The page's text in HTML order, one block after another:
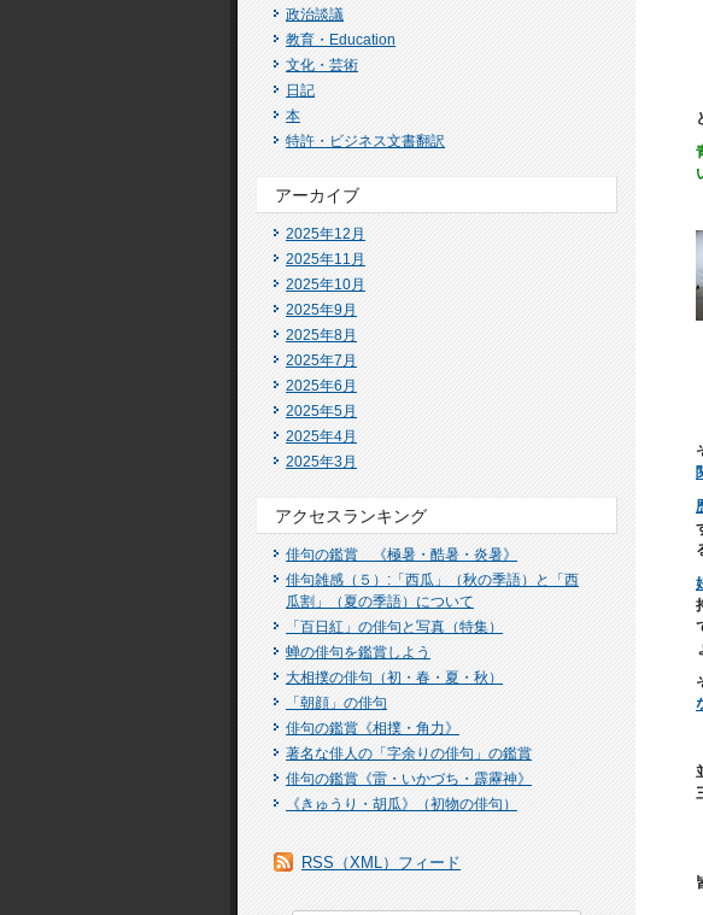
政治談議
教育・Education
文化・芸術
日記
本
特許・ビジネス文書翻訳
アーカイブ
2025年12月
2025年11月
2025年10月
2025年9月
2025年8月
2025年7月
2025年6月
2025年5月
2025年4月
2025年3月
アクセスランキング
俳句の鑑賞 《極暑・酷暑・炎暑》
俳句雑感（５）:「西瓜」（秋の季語）と「西
瓜割」（夏の季語）について
「百日紅」の俳句と写真（特集）
蝉の俳句を鑑賞しよう
大相撲の俳句（初・春・夏・秋）
「朝顔」の俳句
俳句の鑑賞《相撲・角力》
著名な俳人の「字余りの俳句」の鑑賞
俳句の鑑賞《雷・いかづち・霹靂神》
《きゅうり・胡瓜》（初物の俳句）
RSS（XML）フィード